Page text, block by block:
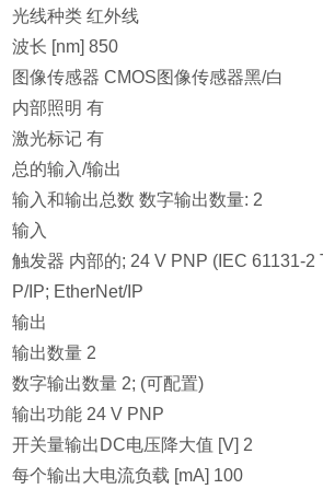
光线种类 红外线
波长 [nm] 850
图像传感器 CMOS图像传感器黑/白
内部照明 有
激光标记 有
总的输入/输出
输入和输出总数 数字输出数量: 2
输入
触发器 内部的; 24 V PNP (IEC 61131-2
P/IP; EtherNet/IP
输出
输出数量 2
数字输出数量 2; (可配置)
输出功能 24 V PNP
开关量输出DC电压降大值 [V] 2
每个输出大电流负载 [mA] 100